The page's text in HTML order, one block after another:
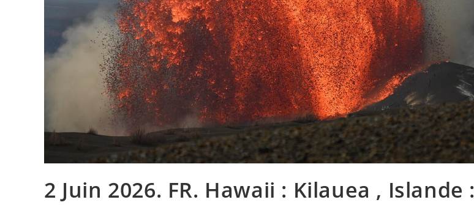
2 Juin 2026. FR. Hawaii : Kilauea , Islande :